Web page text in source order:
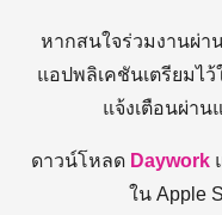
หากสนใจร่วมงานผ่า
แอปพลิเคชันเตรียมไ
แจ้งเตือนผ่า
ดาวน์โหลด Daywork
ใน Apple